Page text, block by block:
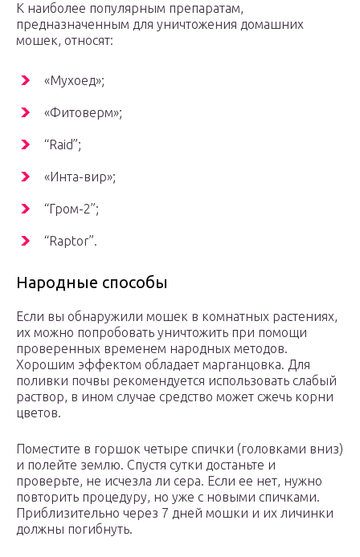
К наиболее популярным препаратам,
предназначенным для уничтожения домашних
мошек, относят:
«Мухоед»;
«Фитоверм»;
“Raid”;
«Инта-вир»;
“Гром-2”;
“Raptor”.
Народные способы
Если вы обнаружили мошек в комнатных растениях,
их можно попробовать уничтожить при помощи
проверенных временем народных методов.
Хорошим эффектом обладает марганцовка. Для
поливки почвы рекомендуется использовать слабый
раствор, в ином случае средство может сжечь корни
цветов.
Поместите в горшок четыре спички (головками вниз)
и полейте землю. Спустя сутки достаньте и
проверьте, не исчезла ли сера. Если ее нет, нужно
повторить процедуру, но уже с новыми спичками.
Приблизительно через 7 дней мошки и их личинки
должны погибнуть.